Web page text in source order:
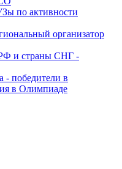
по активности
организатор
и страны СНГ -
- победители в
в Олимпиаде